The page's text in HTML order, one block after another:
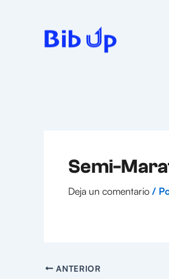
Semi-
Deja un comentario /
ANTERIOR